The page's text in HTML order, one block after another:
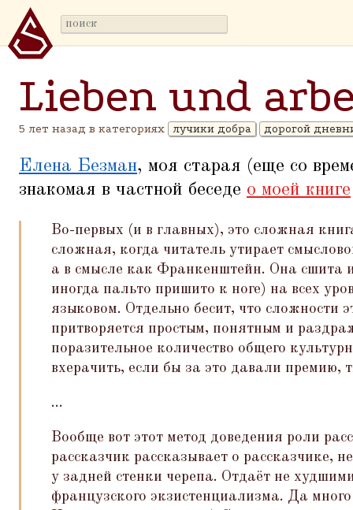
Lieben und
5 лет назад в категориях лучики добра дорогой
Елена Безман, моя старая (еще со
знакомая в частной беседе о моей книге
Во-первых (и в главных), это сложная
сложная, когда читатель утирает
а в смысле как Франкенштейн. Она сшита
иногда пальто пришито к ноге) на всех
языковом. Отдельно бесит, что сложности
притворяется простым, понятным и
поразительное количество общего
вхерачить, если бы за это давали
...
Вообще вот этот метод доведения роли
рассказчик рассказывает о рассказчике,
у задней стенки черепа. Отдаёт не
французского экзистенциализма. Да